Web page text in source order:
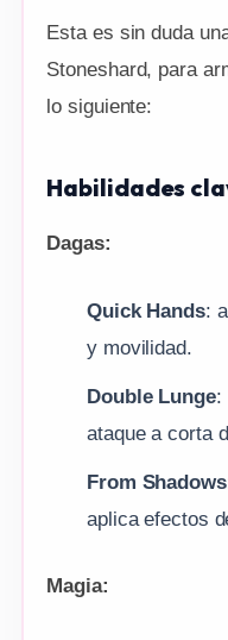
Esta es sin duda
Stoneshard, para
lo siguiente:
Habilidades
Dagas:
Quick Hands:
y movilidad.
Double Lunge:
ataque a corta
From Shadows
aplica efectos
Magia: